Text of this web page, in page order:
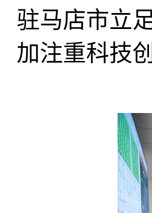
驻马店市立
加注重科技